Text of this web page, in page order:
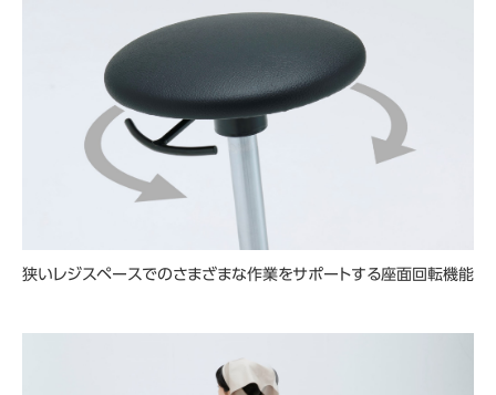
狭いレジスペースでのさまざまな作業をサポートする座面回転機能